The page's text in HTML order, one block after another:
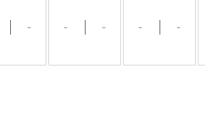
- - - - -